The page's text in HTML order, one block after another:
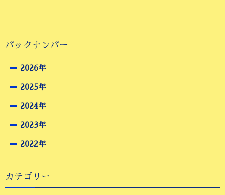
バックナンバー
2026年
2025年
2024年
2023年
2022年
カテゴリー